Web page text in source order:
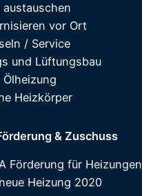
vor Ort
/ Service
und Lüftungsbau
Heizkörper
& Zuschuss
Förderung für Heizungen
Heizung 2020